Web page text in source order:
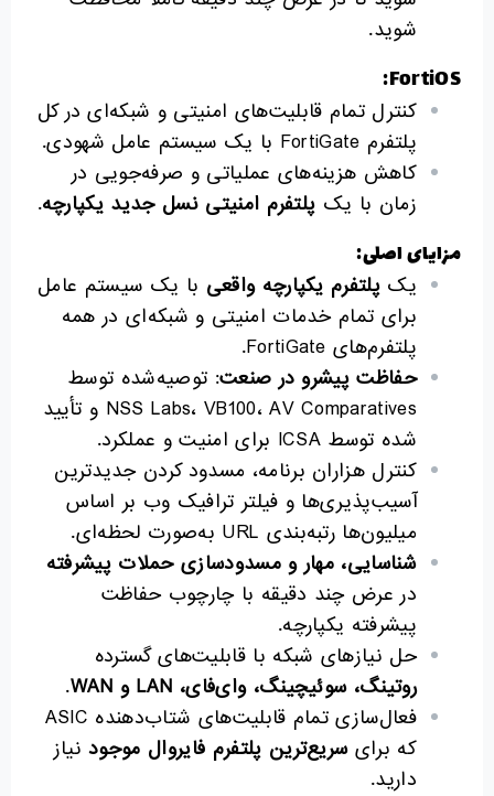
شوید.
FortiOS:
کنترل تمام قابلیت‌های امنیتی و شبکه‌ای در کل
پلتفرم FortiGate با یک سیستم عامل شهودی.
کاهش هزینه‌های عملیاتی و صرفه‌جویی در
زمان با یک پلتفرم امنیتی نسل جدید یکپارچه.
مزایای اصلی:
یک پلتفرم یکپارچه واقعی با یک سیستم عامل
برای تمام خدمات امنیتی و شبکه‌ای در همه
پلتفرم‌های FortiGate.
حفاظت پیشرو در صنعت: توصیه‌شده توسط
NSS Labs، VB100، AV Comparatives و تأیید
شده توسط ICSA برای امنیت و عملکرد.
کنترل هزاران برنامه، مسدود کردن جدیدترین
آسیب‌پذیری‌ها و فیلتر ترافیک وب بر اساس
میلیون‌ها رتبه‌بندی URL به‌صورت لحظه‌ای.
شناسایی، مهار و مسدودسازی حملات پیشرفته
در عرض چند دقیقه با چارچوب حفاظت
پیشرفته یکپارچه.
حل نیازهای شبکه با قابلیت‌های گسترده
روتینگ، سوئیچینگ، وای‌فای، LAN و
.
فعال‌سازی تمام قابلیت‌های شتاب‌دهنده ASIC
که برایسریع‌ترین پلتفرم فایروال موجودنیاز
دارید.